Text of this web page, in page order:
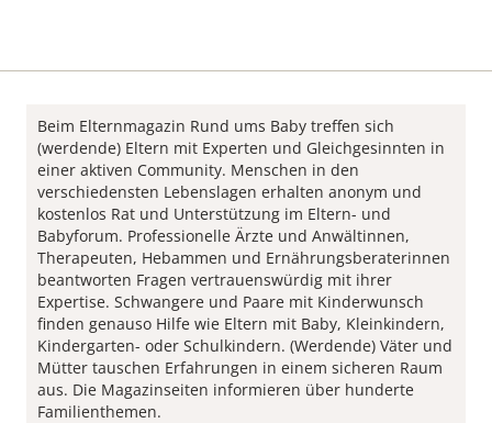
Beim Elternmagazin Rund ums Baby treffen sich
(werdende) Eltern mit Experten und Gleichgesinnten in
einer aktiven Community. Menschen in den
verschiedensten Lebenslagen erhalten anonym und
kostenlos Rat und Unterstützung im Eltern- und
Babyforum. Professionelle Ärzte und Anwältinnen,
Therapeuten, Hebammen und Ernährungsberaterinnen
beantworten Fragen vertrauenswürdig mit ihrer
Expertise. Schwangere und Paare mit Kinderwunsch
finden genauso Hilfe wie Eltern mit Baby, Kleinkindern,
Kindergarten- oder Schulkindern. (Werdende) Väter und
Mütter tauschen Erfahrungen in einem sicheren Raum
aus. Die Magazinseiten informieren über hunderte
Familienthemen.